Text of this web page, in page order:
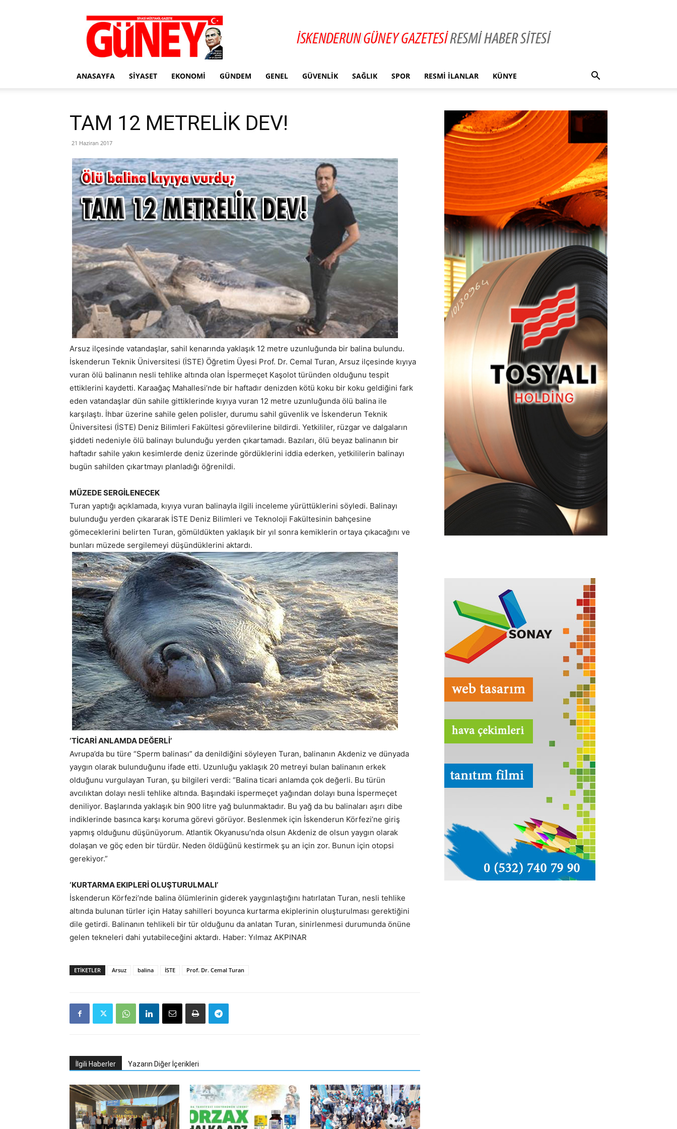
Gazete
Güney
ANASAYFA SIYASET EKONOMI GÜNDEM GENEL GÜVENLIK SAĞLIK SPOR RESMI İLANLAR KÜNYE
TAM 12 METRELİK DEV!
21 Haziran 2017
Arsuz ilçesinde vatandaşlar, sahil kenarında yaklaşık 12 metre uzunluğunda bir balina bulundu.
İskenderun Teknik Üniversitesi (İSTE) Öğretim Üyesi Prof. Dr. Cemal Turan, Arsuz ilçesinde kıyıya
vuran ölü balinanın nesli tehlike altında olan İspermeçet Kaşolot türünden olduğunu tespit
ettiklerini kaydetti. Karaağaç Mahallesi’nde bir haftadır denizden kötü koku bir koku geldiğini fark
eden vatandaşlar dün sahile gittiklerinde kıyıya vuran 12 metre uzunluğunda ölü balina ile
karşılaştı. İhbar üzerine sahile gelen polisler, durumu sahil güvenlik ve İskenderun Teknik
Üniversitesi (İSTE) Deniz Bilimleri Fakültesi görevlilerine bildirdi. Yetkililer, rüzgar ve dalgaların
şiddeti nedeniyle ölü balinayı bulunduğu yerden çıkartamadı. Bazıları, ölü beyaz balinanın bir
haftadır sahile yakın kesimlerde deniz üzerinde gördüklerini iddia ederken, yetkililerin balinayı
bugün sahilden çıkartmayı planladığı öğrenildi.
MÜZEDE SERGİLENECEK
Turan yaptığı açıklamada, kıyıya vuran balinayla ilgili inceleme yürüttüklerini söyledi. Balinayı
bulunduğu yerden çıkararak İSTE Deniz Bilimleri ve Teknoloji Fakültesinin bahçesine
gömeceklerini belirten Turan, gömüldükten yaklaşık bir yıl sonra kemiklerin ortaya çıkacağını ve
bunları müzede sergilemeyi düşündüklerini aktardı.
‘TİCARİ ANLAMDA DEĞERLİ’
Avrupa’da bu türe “Sperm balinası” da denildiğini söyleyen Turan, balinanın Akdeniz ve dünyada
yaygın olarak bulunduğunu ifade etti. Uzunluğu yaklaşık 20 metreyi bulan balinanın erkek
olduğunu vurgulayan Turan, şu bilgileri verdi: “Balina ticari anlamda çok değerli. Bu türün
avcılıktan dolayı nesli tehlike altında. Başındaki ispermeçet yağından dolayı buna İspermeçet
deniliyor. Başlarında yaklaşık bin 900 litre yağ bulunmaktadır. Bu yağ da bu balinaları aşırı dibe
indiklerinde basınca karşı koruma görevi görüyor. Beslenmek için İskenderun Körfezi’ne giriş
yapmış olduğunu düşünüyorum. Atlantik Okyanusu’nda olsun Akdeniz de olsun yaygın olarak
dolaşan ve göç eden bir türdür. Neden öldüğünü kestirmek şu an için zor. Bunun için otopsi
gerekiyor.”
‘KURTARMA EKIPLERİ OLUŞTURULMALI’
İskenderun Körfezi’nde balina ölümlerinin giderek yaygınlaştığını hatırlatan Turan, nesli tehlike
altında bulunan türler için Hatay sahilleri boyunca kurtarma ekiplerinin oluşturulması gerektiğini
dile getirdi. Balinanın tehlikeli bir tür olduğunu da anlatan Turan, sinirlenmesi durumunda önüne
gelen tekneleri dahi yutabileceğini aktardı. Haber: Yılmaz AKPINAR
ETIKETLER Arsuz balina İSTE Prof. Dr. Cemal Turan
İlgili Haberler Yazarın Diğer İçerikleri